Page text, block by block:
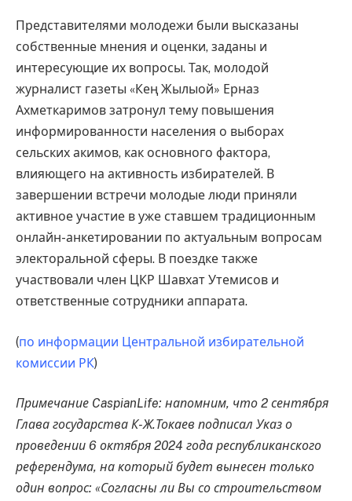
Представителями молодежи были высказаны
собственные мнения и оценки, заданы и
интересующие их вопросы. Так, молодой
журналист газеты «Кең Жылыой» Ерназ
Ахметкаримов затронул тему повышения
информированности населения о выборах
сельских акимов, как основного фактора,
влияющего на активность избирателей. В
завершении встречи молодые люди приняли
активное участие в уже ставшем традиционным
онлайн-анкетировании по актуальным вопросам
электоральной сферы. В поездке также
участвовали член ЦКР Шавхат Утемисов и
ответственные сотрудники аппарата.
(по информации Центральной избирательной
комиссии РК)
Примечание CaspianLife: напомним, что 2 сентября
Глава государства К-Ж.Токаев подписал Указ о
проведении 6 октября 2024 года республиканского
референдума, на который будет вынесен только
один вопрос: «Согласны ли Вы со строительством